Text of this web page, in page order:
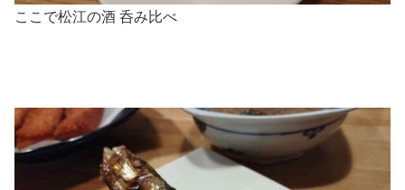
ここで松江の酒 呑み比べ